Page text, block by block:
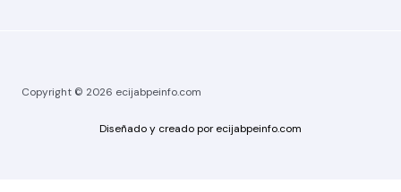
Copyright © 2026 ecijabpeinfo.com
Diseñado y creado por ecijabpeinfo.com